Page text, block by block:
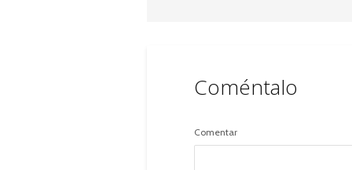
Coméntalo
Comentar